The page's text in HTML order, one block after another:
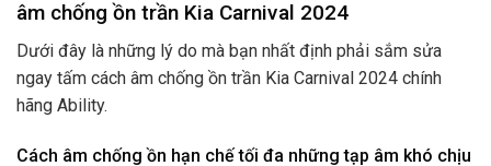
âm chống ồn trần Kia Carnival 2024
Dưới đây là những lý do mà bạn nhất định phải sắm sửa
ngay tấm cách âm chống ồn trần Kia Carnival 2024 chính
hãng Ability.
Cách âm chống ồn hạn chế tối đa những tạp âm khó chịu